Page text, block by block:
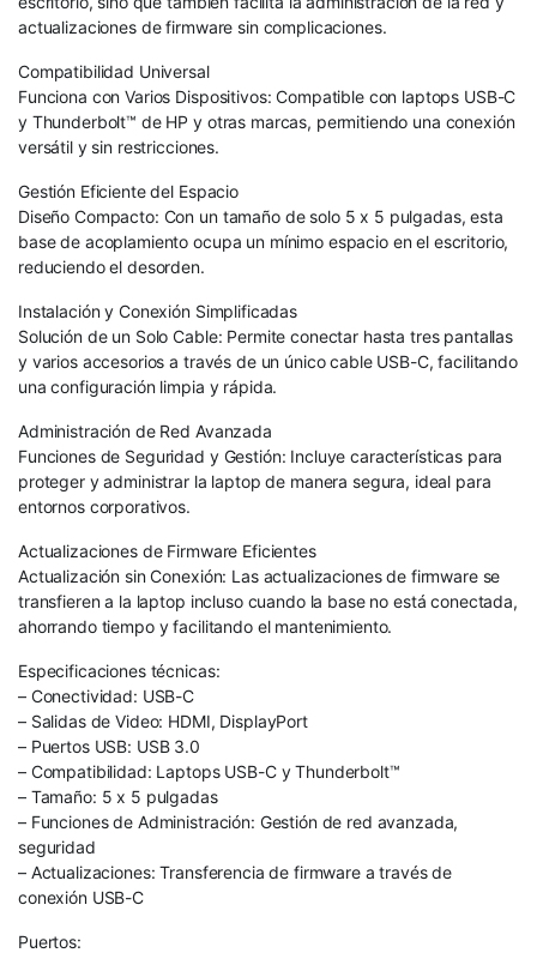
actualizaciones de firmware sin complicaciones.
Compatibilidad Universal
Funciona con Varios Dispositivos: Compatible con laptops USB-C
y Thunderbolt™ de HP y otras marcas, permitiendo una conexión
versátil y sin restricciones.
Gestión Eficiente del Espacio
Diseño Compacto: Con un tamaño de solo 5 x 5 pulgadas, esta
base de acoplamiento ocupa un mínimo espacio en el escritorio,
reduciendo el desorden.
Instalación y Conexión Simplificadas
Solución de un Solo Cable: Permite conectar hasta tres pantallas
y varios accesorios a través de un único cable USB-C, facilitando
una configuración limpia y rápida.
Administración de Red Avanzada
Funciones de Seguridad y Gestión: Incluye características para
proteger y administrar la laptop de manera segura, ideal para
entornos corporativos.
Actualizaciones de Firmware Eficientes
Actualización sin Conexión: Las actualizaciones de firmware se
transfieren a la laptop incluso cuando la base no está conectada,
ahorrando tiempo y facilitando el mantenimiento.
Especificaciones técnicas:
– Conectividad: USB-C
– Salidas de Video: HDMI, DisplayPort
– Puertos USB: USB 3.0
– Compatibilidad: Laptops USB-C y Thunderbolt™
– Tamaño: 5 x 5 pulgadas
– Funciones de Administración: Gestión de red avanzada,
seguridad
– Actualizaciones: Transferencia de firmware a través de
conexión USB-C
Puertos: